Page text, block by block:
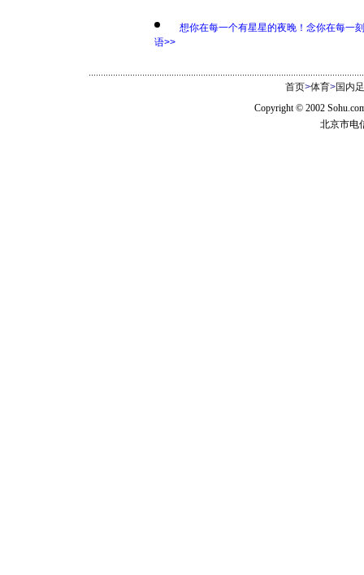
想你在每一个有星星的夜晚！念你在每
语>>
首页>体育>国内
Copyright © 2002
北京市电